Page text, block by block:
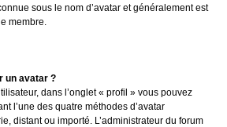
sous le nom d’avatar et généralement est
membre.
un avatar ?
dans l’onglet « profil » vous pouvez
l’une des quatre méthodes d’avatar
distant ou importé. L’administrateur du forum